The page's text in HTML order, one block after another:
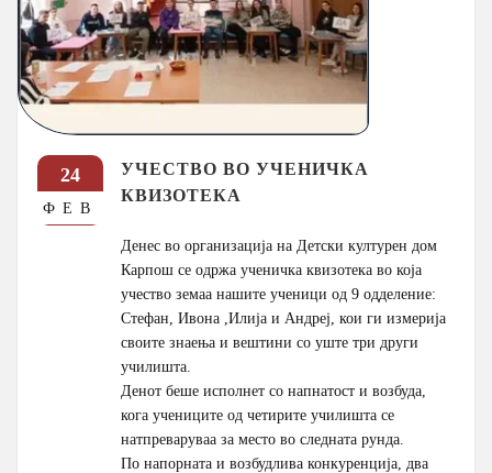
24
ФЕВ
УЧЕСТВО ВО УЧЕНИЧКА
КВИЗОТЕКА
Денес во организација на Детски културен дом
Карпош се одржа ученичка квизотека во која
учество земаа нашите ученици од 9 одделение:
Стефан, Ивона ,Илија и Андреј, кои ги измерија
своите знаења и вештини со уште три други
училишта.
Денот беше исполнет со напнатост и возбуда,
кога учениците од четирите училишта се
натпреваруваа за место во следната рунда.
По напорната и возбудлива конкуренција, два